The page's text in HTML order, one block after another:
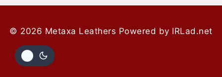
© 2026 Metaxa Leathers Powered by IRLad.net